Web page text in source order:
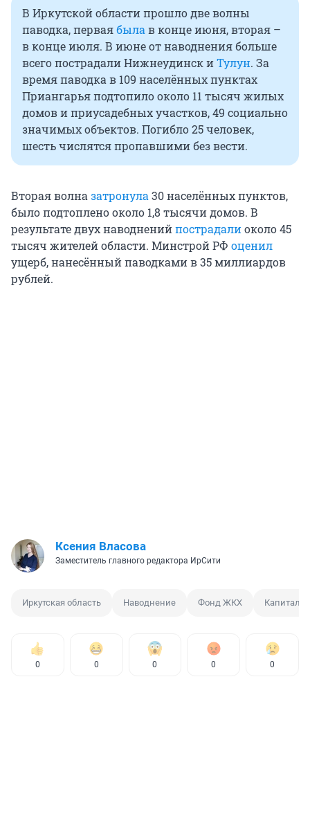
В Иркутской области прошло две волны
паводка, перваябыла в конце июня, вторая –
в конце июля. В июне от наводнения больше
всего пострадали Нижнеудинск иТулун. За
время паводка в 109 населённых пунктах
Приангарья подтопило около 11 тысяч жилых
домов и приусадебных участков, 49 социально
значимых объектов. Погибло 25 человек,
шесть числятся пропавшими без вести.
Вторая волна затронула 30 населённых пунктов,
было подтоплено около 1,8 тысячи домов. В
результате двух наводненийпострадалиоколо 45
тысяч жителей области. Минстрой РФ оценил
ущерб, нанесённый паводками в 35 миллиардов
рублей.
Ксения Власова
Заместитель главного редактора ИрСити
Иркутская область Наводнение Фонд ЖКХ
0 0 0 0 0